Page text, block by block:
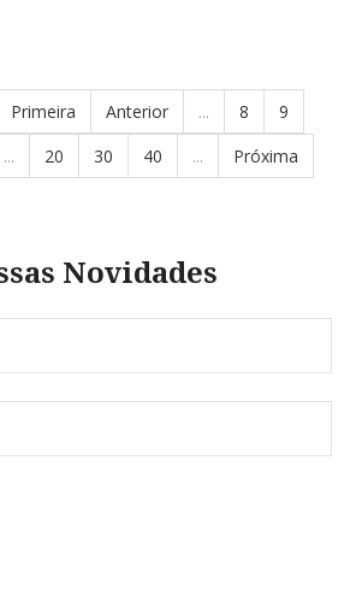
Primeira Anterior ... 8
9
... 20 30 40 ...
Próxima
Novidades